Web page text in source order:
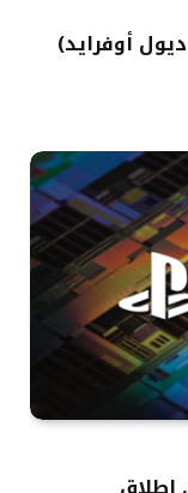
أوفرايد)